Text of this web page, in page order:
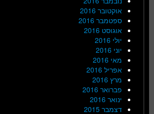
אוקטובר 2016
ספטמבר 2016
אוגוסט 2016
יולי 2016
יוני 2016
מאי 2016
אפריל 2016
מרץ 2016
פברואר 2016
ינואר 2016
דצמבר 2015